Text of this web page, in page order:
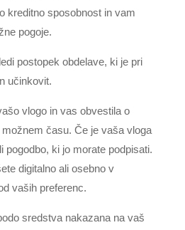
kreditno sposobnost in vam
pogoje.
postopek obdelave, ki je pri
učinkovit.
vlogo in vas obvestila o
času. Če je vaša vloga
pogodbo, ki jo morate podpisati.
digitalno ali osebno v
vaših preferenc.
sredstva nakazana na vaš